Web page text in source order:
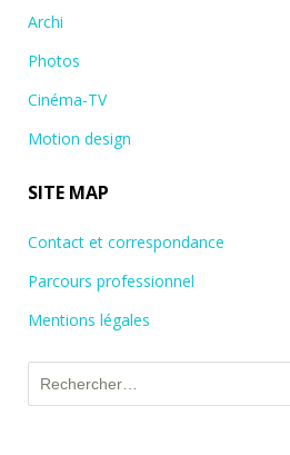
Archi
Photos
Cinéma-TV
Motion design
SITE MAP
Contact et correspondance
Parcours professionnel
Mentions légales
Rechercher :